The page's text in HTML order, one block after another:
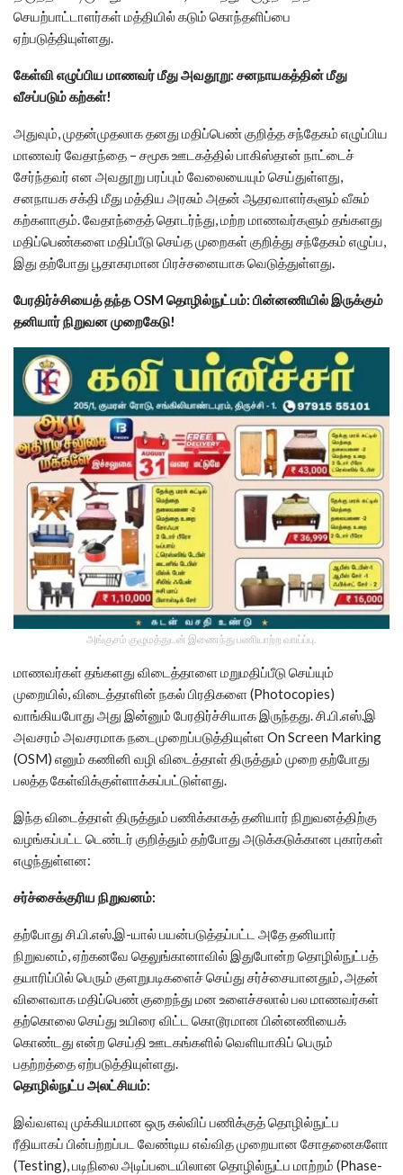
செயற்பாட்டாளர்கள் மத்தியில் கடும் கொந்தளிப்பை
ஏற்படுத்தியுள்ளது.
கேள்வி எழுப்பிய மாணவர் மீது அவதூறு: சனநாயகத்தின் மீது
வீசப்படும் கற்கள்!
அதுவும், முதன்முதலாக தனது மதிப்பெண் குறித்த சந்தேகம் எழுப்பிய
மாணவர் வேதாந்தை – சமூக ஊடகத்தில் பாகிஸ்தான் நாட்டைச்
சேர்ந்தவர் என அவதூறு பரப்பும் வேலையையும் செய்துள்ளது,
சனநாயக சக்தி மீது மத்திய அரசும் அதன் ஆதரவாளர்களும் வீசும்
கற்களாகும். வேதாந்தைத் தொடர்ந்து, மற்ற மாணவர்களும் தங்களது
மதிப்பெண்களை மதிப்பீடு செய்த முறைகள் குறித்து சந்தேகம் எழுப்ப,
இது தற்போது பூதாகரமான பிரச்சனையாக வெடுத்துள்ளது.
பேரதிர்ச்சியைத் தந்த OSM தொழில்நுட்பம்: பின்னணியில் இருக்கும்
தனியார் நிறுவன முறைகேடு!
அங்குசம் குழுமத்துடன் இணைந்து பணியாற்ற வாய்ப்பு.
மாணவர்கள் தங்களது விடைத்தாளை மறுமதிப்பீடு செய்யும்
முறையில், விடைத்தாளின் நகல் பிரதிகளை (Photocopies)
வாங்கியபோது அது இன்னும் பேரதிர்ச்சியாக இருந்தது. சி.பி.எஸ்.இ
அவசரம் அவசரமாக நடைமுறைப்படுத்தியுள்ள On Screen Marking
(OSM) எனும் கணினி வழி விடைத்தாள் திருத்தும் முறை தற்போது
பலத்த கேள்விக்குள்ளாக்கப்பட்டுள்ளது.
இந்த விடைத்தாள் திருத்தும் பணிக்காகத் தனியார் நிறுவனத்திற்கு
வழங்கப்பட்ட டெண்டர் குறித்தும் தற்போது அடுக்கடுக்கான புகார்கள்
எழுந்துள்ளன:
சர்ச்சைக்குரிய நிறுவனம்:
தற்போது சி.பி.எஸ்.இ-யால் பயன்படுத்தப்பட்ட அதே தனியார்
நிறுவனம், ஏற்கனவே தெலுங்கானாவில் இதுபோன்ற தொழில்நுட்பத்
தயாரிப்பில் பெரும் குளறுபடிகளைச் செய்து சர்ச்சையானதும், அதன்
விளைவாக மதிப்பெண் குறைந்து மன உளைச்சலால் பல மாணவர்கள்
தற்கொலை செய்து உயிரை விட்ட கொடூரமான பின்னணியைக்
கொண்டது என்ற செய்தி ஊடகங்களில் வெளியாகிப் பெரும்
பதற்றத்தை ஏற்படுத்தியுள்ளது.
தொழில்நுட்ப அலட்சியம்:
இவ்வளவு முக்கியமான ஒரு கல்விப் பணிக்குத் தொழில்நுட்ப
ரீதியாகப் பின்பற்றப்பட வேண்டிய எவ்வித முறையான சோதனைகளோ
(Testing), படிநிலை அடிப்படையிலான தொழில்நுட்ப மாற்றம் (Phase-